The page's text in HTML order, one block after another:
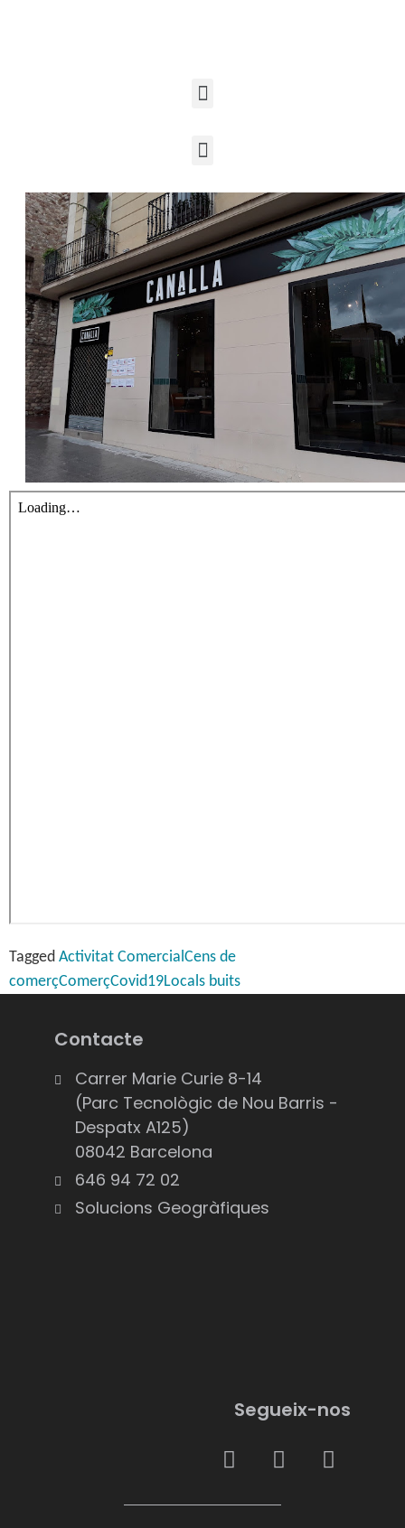
Tagged Activitat ComercialCens de
comerçComerçCovid19Locals buits
Contacte
Carrer Marie Curie 8-14
(Parc Tecnològic de Nou Barris -
Despatx A125)
08042 Barcelona
646 94 72 02
Solucions Geogràfiques
Segueix-nos